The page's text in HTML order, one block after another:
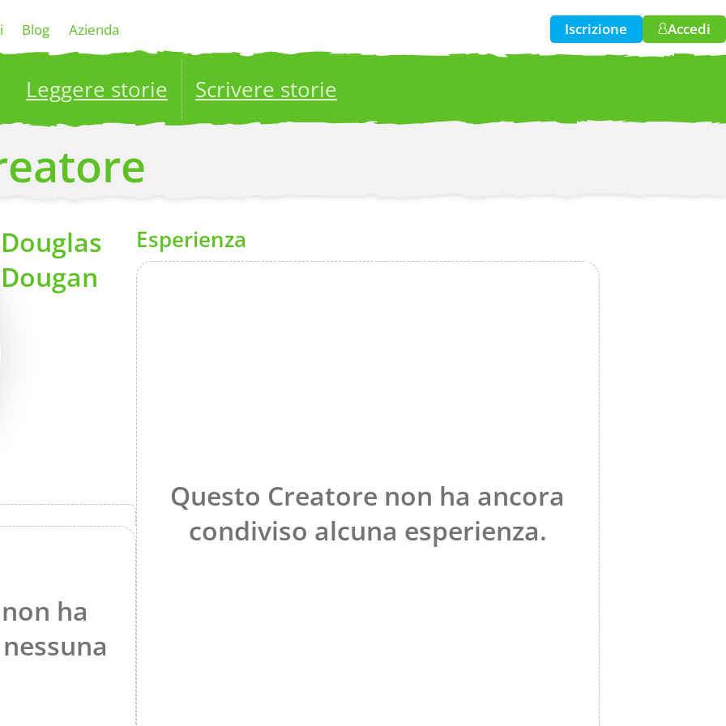
Blog Azienda Iscrizione Accedi
Leggere storie Scrivere storie
Douglas
Dougan
ha
Esperienza
Questo Creatore non ha ancora
condiviso alcuna esperienza.